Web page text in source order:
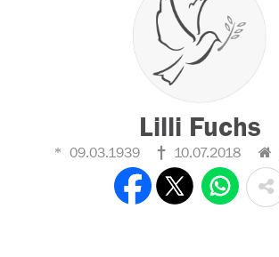
Lilli Fuchs
09.03.1939 10.07.2018